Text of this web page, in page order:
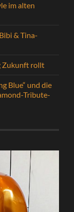
im alten
& Tina-
Zukunft rollt
Blue“ und die
Tribute-